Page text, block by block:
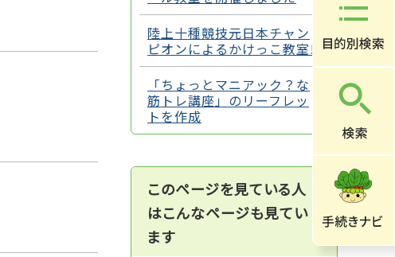
陸上十種競技元日本チャン
ピオンによるかけっこ教室!
「ちょっとマニアック？な
筋トレ講座」のリーフレッ
トを作成
このページを見ている人
はこんなページも見てい
ます